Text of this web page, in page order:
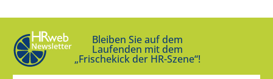
Bleiben Sie auf dem
Laufenden mit dem
„Frischekick der HR-Szene“!